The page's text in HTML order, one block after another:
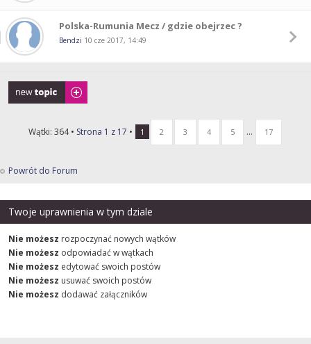
Polska-Rumunia Mecz / gdzie obejrzec ?
Bendzi 10 cze 2017, 14:49
Napisz wątek
Wątki: 364 • Strona 1 z 17 • 1 2 3 4 5 ... 17
Powrót do Forum
Twoje uprawnienia w tym dziale
Nie możesz rozpoczynać nowych wątków
Nie możesz odpowiadać w wątkach
Nie możesz edytować swoich postów
Nie możesz usuwać swoich postów
Nie możesz dodawać załączników